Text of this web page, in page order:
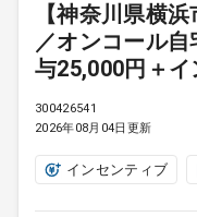
【神奈川県横
／オンコール
与25,000円＋
300426541
2026年08月04日更新
インセンティブ